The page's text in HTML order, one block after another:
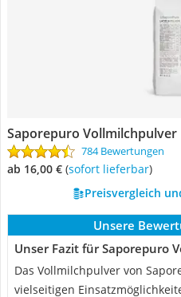
Saporepuro Vollmilchpulver
784 Bewertungen
ab 16,00 € ( Sofort lieferbar)
Preisvergleich
Unsere
Unser Fazit für Saporepuro
Das Vollmilchpulver von
vielseitigen